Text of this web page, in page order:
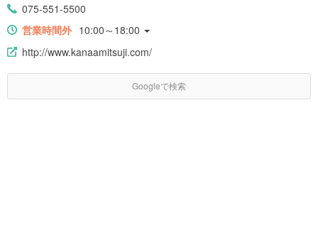
075-551-5500
営業時間外 10:00～18:00
http://www.kanaamitsuji.com/
Googleで検索